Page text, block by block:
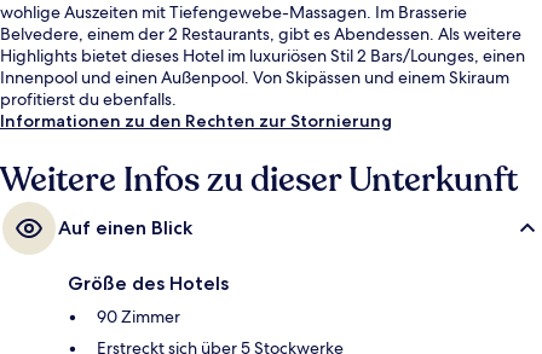
wohlige Auszeiten mit Tiefengewebe-Massagen. Im Brasserie
Belvedere, einem der 2 Restaurants, gibt es Abendessen. Als weitere
Highlights bietet dieses Hotel im luxuriösen Stil 2 Bars/Lounges, einen
Innenpool und einen Außenpool. Von Skipässen und einem Skiraum
profitierst du ebenfalls.
Informationen zu den Rechten zur Stornierung
Weitere Infos zu dieser Unterkunft
Auf einen Blick
Größe des Hotels
90 Zimmer
Erstreckt sich über 5 Stockwerke